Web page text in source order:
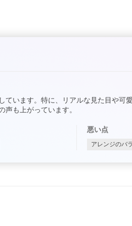
います。特に、リアルな見た目や
も上がっています。
悪い点
アレンジのバ